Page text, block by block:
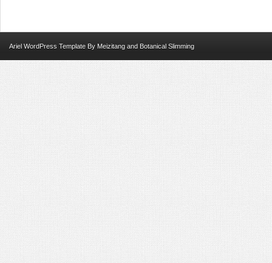
Ariel WordPress Template By Meizitang and Botanical Slimming